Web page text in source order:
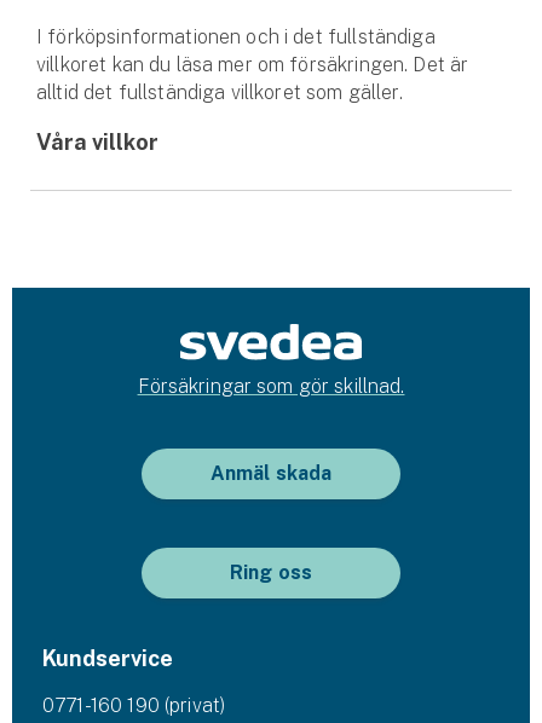
Se alla försäkringar
I förköpsinformationen och i det fullständiga
villkoret kan du läsa mer om försäkringen. Det är
alltid det fullständiga villkoret som gäller.
Våra villkor
Försäkringar som gör skillnad.
Anmäl skada
Ring oss
Kundservice
0771-160 190 (privat)